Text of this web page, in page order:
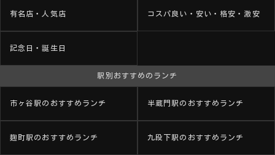
有名店・人気店 コスパ良い・安い・格安・激安
記念日・誕生日
駅別おすすめのランチ
市ヶ谷駅のおすすめランチ 半蔵門駅のおすすめランチ
麹町駅のおすすめランチ 九段下駅のおすすめランチ